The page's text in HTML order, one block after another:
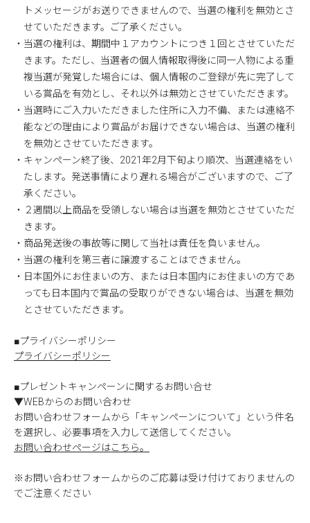
トメッセージがお送りできませんので、当選の権利を無効とさ
せていただきます。ご了承ください。
・当選の権利は、期間中１アカウントにつき１回とさせていただ
きます。ただし、当選者の個人情報取得後に同一人物による重
複当選が発覚した場合には、個人情報のご登録が先に完了して
いる賞品を有効とし、それ以外は無効とさせていただきます。
・当選時にご入力いただきました住所に入力不備、または連絡不
能などの理由により賞品がお届けできない場合は、当選の権利
を無効とさせていただきます。
・キャンペーン終了後、2021年2月下旬より順次、当選連絡をい
たします。発送事情により遅れる場合がございますので、ご了
承ください。
・２週間以上商品を受領しない場合は当選を無効とさせていただ
きます。
・商品発送後の事故等に関して当社は責任を負いません。
・当選の権利を第三者に譲渡することはできません。
・日本国外にお住まいの方、または日本国内にお住まいの方であ
っても日本国内で賞品の受取りができない場合は、当選を無効
とさせていただきます。
■プライバシーポリシー
プライバシーポリシー
■プレゼントキャンペーンに関するお問い合せ
▼WEBからのお問い合わせ
お問い合わせフォームから「キャンペーンについて」という件名
を選択し、必要事項を入力して送信してください。
お問い合わせページはこちら。
※お問い合わせフォームからのご応募は受け付けておりませんの
でご注意ください